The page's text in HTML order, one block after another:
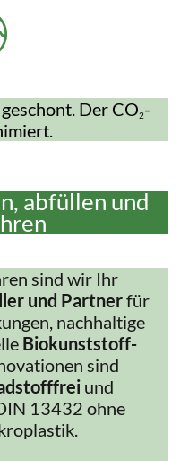
Der CO2-
abfüllen und
sind wir Ihr
und Partnerfür
nachhaltige
Biokunststoff-
sind
und
13432 ohne